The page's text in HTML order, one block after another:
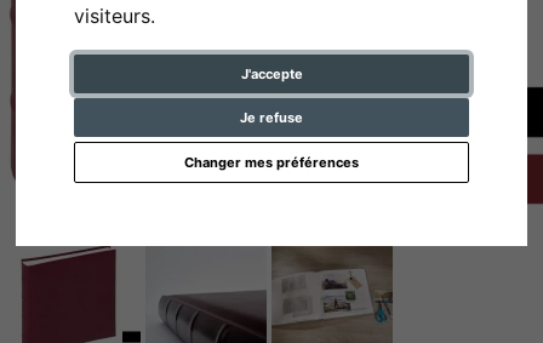
visiteurs.
J'accepte
Je refuse
Changer mes préférences